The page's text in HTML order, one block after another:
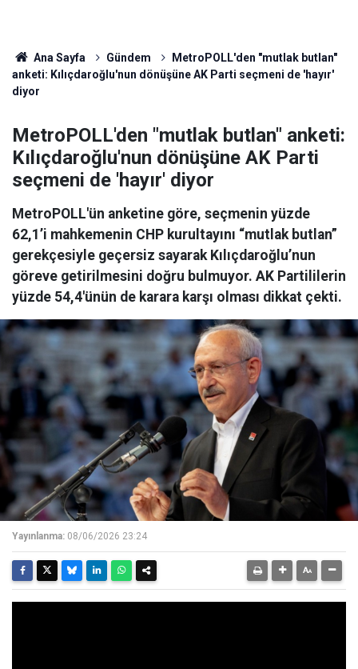
Ana Sayfa Gündem
MetroPOLL'den "mutlak butlan"
anketi: Kılıçdaroğlu'nun dönüşüne AK Parti seçmeni de 'hayır'
diyor
MetroPOLL'den "mutlak butlan" anketi:
Kılıçdaroğlu'nun dönüşüne AK Parti
seçmeni de 'hayır' diyor
MetroPOLL'ün anketine göre, seçmenin yüzde
62,1’i mahkemenin CHP kurultayını “mutlak butlan”
gerekçesiyle geçersiz sayarak Kılıçdaroğlu’nun
göreve getirilmesini doğru bulmuyor. AK Partililerin
yüzde 54,4'ünün de karara karşı olması dikkat çekti.
Yayınlanma: 08/06/2026 23:24